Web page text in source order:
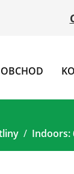
OBCHOD
Indoors: